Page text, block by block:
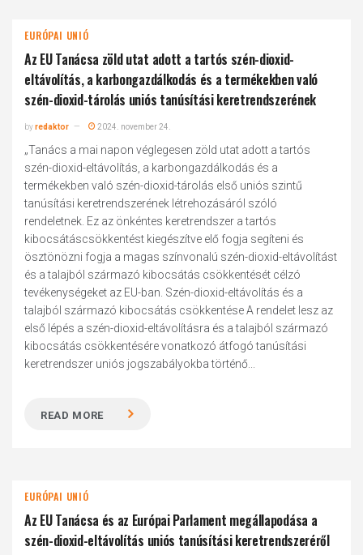
EURÓPAI UNIÓ
Az EU Tanácsa zöld utat adott a tartós szén-dioxid-
eltávolítás, a karbongazdálkodás és a termékekben való
szén-dioxid-tárolás uniós tanúsítási keretrendszerének
byredaktor 2024. november 24.
„Tanács a mai napon véglegesen zöld utat adott a tartós
szén-dioxid-eltávolítás, a karbongazdálkodás és a
termékekben való szén-dioxid-tárolás első uniós szintű
tanúsítási keretrendszerének létrehozásáról szóló
rendeletnek. Ez az önkéntes keretrendszer a tartós
kibocsátáscsökkentést kiegészítve elő fogja segíteni és
ösztönözni fogja a magas színvonalú szén-dioxid-eltávolítást
és a talajból származó kibocsátás csökkentését célzó
tevékenységeket az EU-ban. Szén-dioxid-eltávolítás és a
talajból származó kibocsátás csökkentése A rendelet lesz az
első lépés a szén-dioxid-eltávolításra és a talajból származó
kibocsátás csökkentésére vonatkozó átfogó tanúsítási
keretrendszer uniós jogszabályokba történő...
READ MORE
EURÓPAI UNIÓ
Az EU Tanácsa és az Európai Parlament megállapodása a
szén-dioxid-eltávolítás uniós tanúsítási keretrendszeréről